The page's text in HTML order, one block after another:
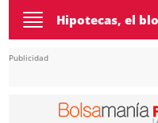
Toggle
navigation
Hipotecas, el
Publicidad